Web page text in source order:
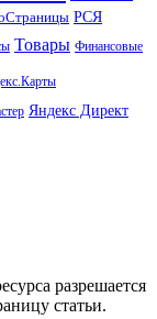
РСЯ
Товары Финансовые
Яндекс Директ
разрешается
статьи.